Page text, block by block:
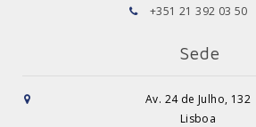
+351 21 392 03 50
Sede
Av. 24 de Julho, 132
Lisboa